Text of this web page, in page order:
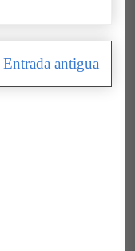
Entrada antigua